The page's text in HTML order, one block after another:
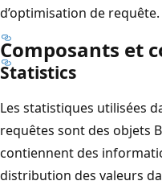
d’optimisation de requête.
Composants et
Statistics
Les statistiques utilisées
requêtes sont des objets
contiennent des
distribution des valeurs